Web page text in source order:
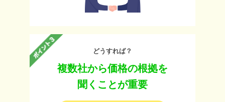
どうすれば？
複数社から価格の根拠を
聞くことが重要